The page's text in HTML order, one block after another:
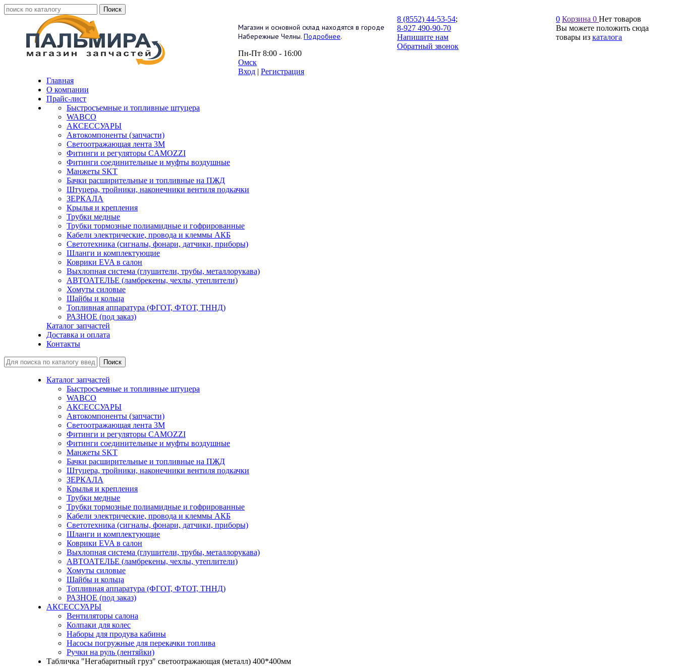
Магазин и основной склад находятся в городе
Набережные Челны. Подробнее.
Пн-Пт 8:00 - 16:00
Омск
Вход | Регистрация
8 (8552) 44-53-54;
8-927 490-90-70
Напишите нам
Обратный звонок
0 Корзина 0 Нет товаров
Вы можете положить сюда
товары из каталога
Главная
О компании
Прайс-лист
Быстросъемные и топливные штуцера
WABCO
АКСЕССУАРЫ
Автокомпоненты (запчасти)
Светоотражающая лента 3М
Фитинги и регуляторы CAMOZZI
Фитинги соединительные и муфты воздушные
Манжеты SKT
Бачки расширительные и топливные на ПЖД
Штуцера, тройники, наконечники вентиля подкачки
ЗЕРКАЛА
Крылья и крепления
Трубки медные
Трубки тормозные полиамидные и гофрированные
Кабели электрические, провода и клеммы АКБ
Светотехника (сигналы, фонари, датчики, приборы)
Шланги и комплектующие
Коврики EVA в салон
Выхлопная система (глушители, трубы, металлорукава)
АВТОАТЕЛЬЕ (ламбрекены, чехлы, утеплители)
Хомуты силовые
Шайбы и кольца
Топливная аппаратура (ФГОТ, ФТОТ, ТННД)
РАЗНОЕ (под заказ)
Каталог запчастей
Доставка и оплата
Контакты
Каталог запчастей
Быстросъемные и топливные штуцера
WABCO
АКСЕССУАРЫ
Автокомпоненты (запчасти)
Светоотражающая лента 3М
Фитинги и регуляторы CAMOZZI
Фитинги соединительные и муфты воздушные
Манжеты SKT
Бачки расширительные и топливные на ПЖД
Штуцера, тройники, наконечники вентиля подкачки
ЗЕРКАЛА
Крылья и крепления
Трубки медные
Трубки тормозные полиамидные и гофрированные
Кабели электрические, провода и клеммы АКБ
Светотехника (сигналы, фонари, датчики, приборы)
Шланги и комплектующие
Коврики EVA в салон
Выхлопная система (глушители, трубы, металлорукава)
АВТОАТЕЛЬЕ (ламбрекены, чехлы, утеплители)
Хомуты силовые
Шайбы и кольца
Топливная аппаратура (ФГОТ, ФТОТ, ТННД)
РАЗНОЕ (под заказ)
АКСЕССУАРЫ
Вентиляторы салона
Колпаки для колес
Наборы для продува кабины
Насосы погружные для перекачки топлива
Ручки на руль (лентяйки)
Табличка "Негабаритный груз" светоотражающая (металл) 400*400мм